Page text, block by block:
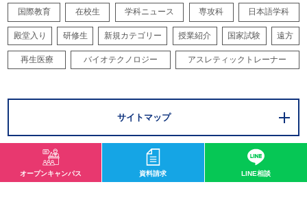
国際教育 在校生 学科ニュース 専攻科 日本語学科
殿堂入り 研修生 新規カテゴリー 授業紹介 国家試験 遠方
再生医療 バイオテクノロジー アスレティックトレーナー
サイトマップ
オープンキャンパス 資料請求 LINE相談